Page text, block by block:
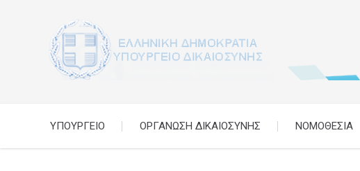
ΥΠΟΥΡΓΕΙΟ ΟΡΓΑΝΩΣΗ ΔΙΚΑΙΟΣΥΝΗΣ ΝΟΜΟΘΕΣΙΑ